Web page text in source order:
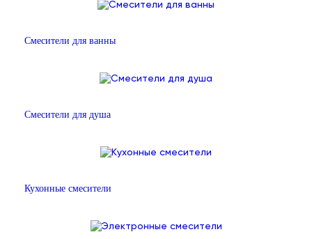
Смесители для ванны
Смесители для душа
Кухонные смесители